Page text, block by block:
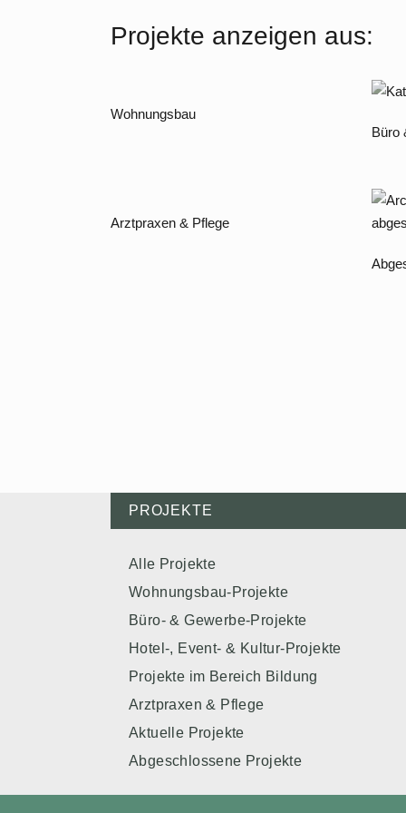
Projekte anzeigen aus:
Wohnungsbau
Büro
Arztpraxen & Pflege
PROJEKTE
Alle Projekte
Wohnungsbau-Projekte
Büro- & Gewerbe-Projekte
Hotel-, Event- & Kultur-Projekte
Projekte im Bereich Bildung
Arztpraxen & Pflege
Aktuelle Projekte
Abgeschlossene Projekte